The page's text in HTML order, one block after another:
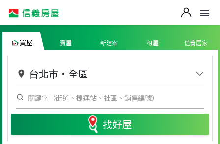
買屋 賣屋 新建案 租屋 信義居家
台北市 ・ 全區
找好屋